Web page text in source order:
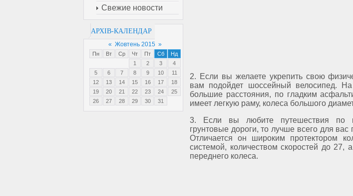
Свежие новости
АРХІВ-КАЛЕНДАР
« Жовтень 2015 »
Пн Вт Ср Чт Пт Сб
Нд
1
2 3
4
5
6 7 8 9 10
11
12
13 14 15 16 17
18
19
20 21 22 23 24
25
26
27 28 29 30 31
2. Если вы желаете укрепить свою
вам подойдет шоссейный велосипед.
большие расстояния, по гладким
имеет легкую раму, колеса большого
3. Если вы любите путешествия по
грунтовые дороги, то лучше всего для вас
Отличается он широким протектором
системой, количеством скоростей до 27,
переднего колеса.